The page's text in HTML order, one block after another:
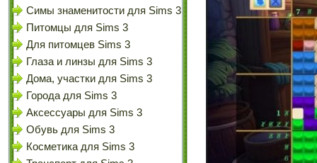
Симы знаменитости для Sims 3
Питомцы для Sims 3
Для питомцев Sims 3
Глаза и линзы для Sims 3
Дома, участки для Sims 3
Города для Sims 3
Аксессуары для Sims 3
Обувь для Sims 3
Косметика для Sims 3